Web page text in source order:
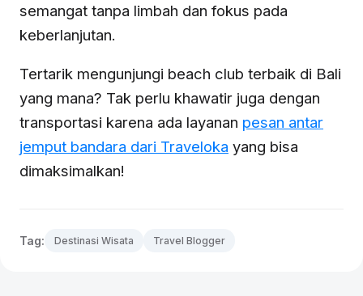
semangat tanpa limbah dan fokus pada
keberlanjutan.
Tertarik mengunjungi beach club terbaik di Bali
yang mana? Tak perlu khawatir juga dengan
transportasi karena ada layanan pesan antar
jemput bandara dari Traveloka yang bisa
dimaksimalkan!
Tag: Destinasi Wisata Travel Blogger